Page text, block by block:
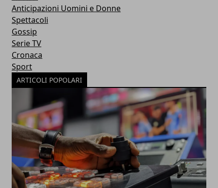
Anticipazioni Uomini e Donne
Spettacoli
Gossip
Serie TV
Cronaca
Sport
ARTICOLI POPOLARI